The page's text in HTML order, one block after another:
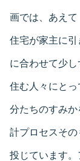
画では、あえ
住宅が家主に
に合わせて少し
住む人々にと
分たちのすみ
計プロセスそ
投じています